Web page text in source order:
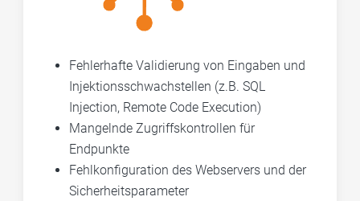
Fehlerhafte Validierung von Eingaben und
Injektionsschwachstellen (z.B. SQL
Injection, Remote Code Execution)
Mangelnde Zugriffskontrollen für
Endpunkte
Fehlkonfiguration des Webservers und der
Sicherheitsparameter